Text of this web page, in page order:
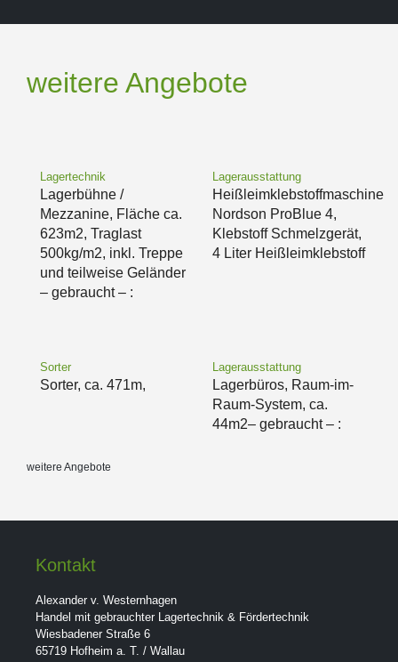
weitere Angebote
Lagertechnik
Lagerbühne /
Mezzanine, Fläche ca.
623m2, Traglast
500kg/m2, inkl. Treppe
und teilweise Geländer
– gebraucht – :
Lagerausstattung
Heißleimklebstoffmaschine
Nordson ProBlue 4,
Klebstoff Schmelzgerät,
4 Liter Heißleimklebstoff
Sorter
Sorter, ca. 471m,
Lagerausstattung
Lagerbüros, Raum-im-
Raum-System, ca.
44m2– gebraucht – :
weitere Angebote
Kontakt
Alexander v. Westernhagen
Handel mit gebrauchter Lagertechnik & Fördertechnik
Wiesbadener Straße 6
65719 Hofheim a. T. / Wallau